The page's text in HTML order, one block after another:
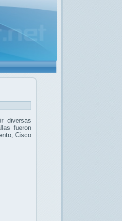
diversas
fueron
Cisco